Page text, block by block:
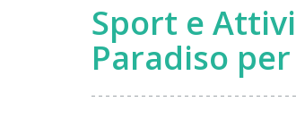
Sport e
Paradiso